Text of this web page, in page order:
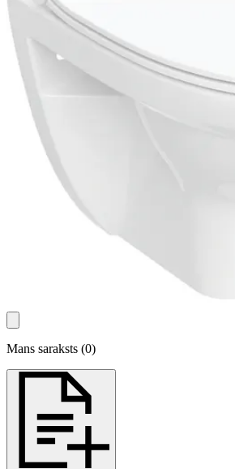
Mans saraksts (0)